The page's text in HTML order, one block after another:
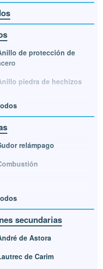
de protección de
piedra de hechizos
relámpago
secundarias
de Astora
de Carim